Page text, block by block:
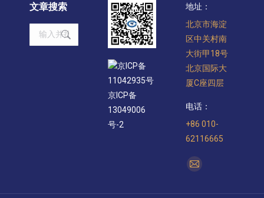
文章搜索
Search:
京ICP备
11042935号
京ICP备
13049006
号-2
地址：
北京市海淀
区中关村南
大街甲18号
北京国际大
厦C座四层
电话：
+86 010-
62116665
找到我们：
Mail